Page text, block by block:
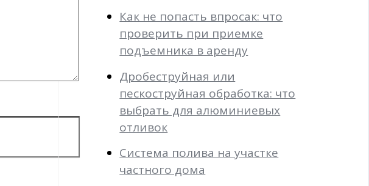
Как не попасть впросак: что
проверить при приемке
подъемника в аренду
Дробеструйная или
пескоструйная обработка: что
выбрать для алюминиевых
отливок
Система полива на участке
частного дома